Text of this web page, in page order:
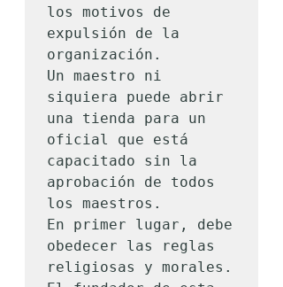
los motivos de
expulsión de la
organización.
Un maestro ni
siquiera puede abrir
una tienda para un
oficial que está
capacitado sin la
aprobación de todos
los maestros.
En primer lugar, debe
obedecer las reglas
religiosas y morales.